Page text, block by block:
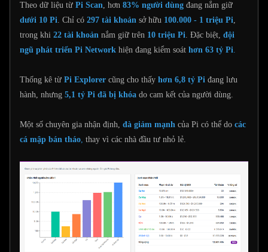
Theo dữ liệu từ Pi Scan, hơn 83% người dùng đang nắm giữ
dưới 10 Pi. Chỉ có 297 tài khoản sở hữu 100.000 - 1 triệu Pi,
trong khi 22 tài khoản nắm giữ trên 10 triệu Pi. Đặc biệt, đội
ngũ phát triển Pi Network hiện đang kiểm soát hơn 63 tỷ Pi.
Thống kê từ Pi Explorer cũng cho thấy hơn 6,8 tỷ Pi đang lưu
hành, nhưng 5,1 tỷ Pi đã bị khóa do cam kết của người dùng.
Một số chuyên gia nhận định, đà giảm mạnh của Pi có thể do các
cá mập bán tháo, thay vì các nhà đầu tư nhỏ lẻ.